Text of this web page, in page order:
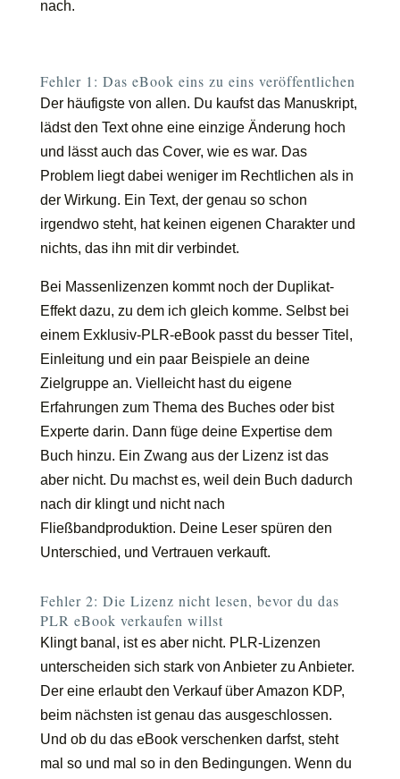
nach.
Fehler 1: Das eBook eins zu eins veröffentlichen
Der häufigste von allen. Du kaufst das Manuskript,
lädst den Text ohne eine einzige Änderung hoch
und lässt auch das Cover, wie es war. Das
Problem liegt dabei weniger im Rechtlichen als in
der Wirkung. Ein Text, der genau so schon
irgendwo steht, hat keinen eigenen Charakter und
nichts, das ihn mit dir verbindet.
Bei Massenlizenzen kommt noch der Duplikat-
Effekt dazu, zu dem ich gleich komme. Selbst bei
einem Exklusiv-PLR-eBook passt du besser Titel,
Einleitung und ein paar Beispiele an deine
Zielgruppe an. Vielleicht hast du eigene
Erfahrungen zum Thema des Buches oder bist
Experte darin. Dann füge deine Expertise dem
Buch hinzu. Ein Zwang aus der Lizenz ist das
aber nicht. Du machst es, weil dein Buch dadurch
nach dir klingt und nicht nach
Fließbandproduktion. Deine Leser spüren den
Unterschied, und Vertrauen verkauft.
Fehler 2: Die Lizenz nicht lesen, bevor du das
PLR eBook verkaufen willst
Klingt banal, ist es aber nicht. PLR-Lizenzen
unterscheiden sich stark von Anbieter zu Anbieter.
Der eine erlaubt den Verkauf über Amazon KDP,
beim nächsten ist genau das ausgeschlossen.
Und ob du das eBook verschenken darfst, steht
mal so und mal so in den Bedingungen. Wenn du